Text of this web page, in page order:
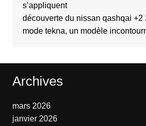
s’appliquent
découverte du nissan qashqai +2
mode tekna, un modèle
Archives
mars 2026
janvier 2026